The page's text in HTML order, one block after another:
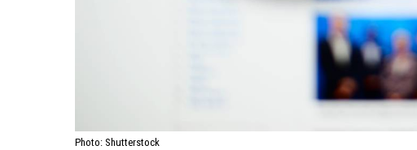
Photo: Shutterstock